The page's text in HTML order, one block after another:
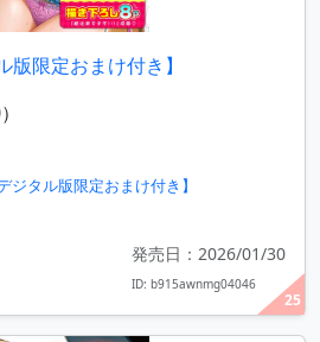
25
限定おまけ付き】
ジタル版限定おまけ付き】
発売日：2026/01/30
ID: b915awnmg04046